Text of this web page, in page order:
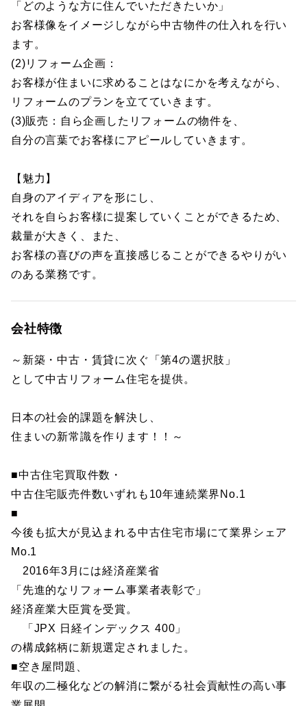
「どのような方に住んでいただきたいか」
お客様像をイメージしながら中古物件の仕入れを行い
ます。
(2)リフォーム企画：
お客様が住まいに求めることはなにかを考えながら、
リフォームのプランを立てていきます。
(3)販売：自ら企画したリフォームの物件を、
自分の言葉でお客様にアピールしていきます。
【魅力】
自身のアイディアを形にし、
それを自らお客様に提案していくことができるため、
裁量が大きく、また、
お客様の喜びの声を直接感じることができるやりがい
のある業務です。
会社特徴
～新築・中古・賃貸に次ぐ「第4の選択肢」
として中古リフォーム住宅を提供。
日本の社会的課題を解決し、
住まいの新常識を作ります！！～
■中古住宅買取件数・
中古住宅販売件数いずれも10年連続業界No.1
■
今後も拡大が見込まれる中古住宅市場にて業界シェア
Mo.1
2016年3月には経済産業省
「先進的なリフォーム事業者表彰で」
経済産業大臣賞を受賞。
「JPX 日経インデックス 400」
の構成銘柄に新規選定されました。
■空き屋問題、
年収の二極化などの解消に繋がる社会貢献性の高い事